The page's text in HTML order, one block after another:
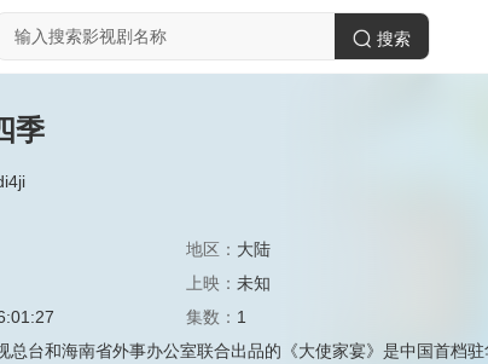
搜索
季
地区： 大陆
上映： 未知
集数： 1
总台和海南省外事办公室联合出品的《大使家宴》是中国首档